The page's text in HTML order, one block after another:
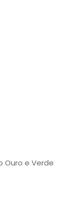
Ouro e Verde